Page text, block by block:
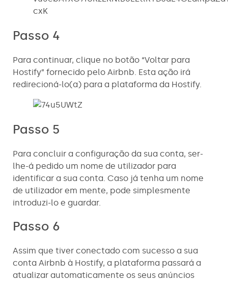
Passo 4
Para continuar, clique no botão “Voltar para
Hostify” fornecido pelo Airbnb. Esta ação irá
redirecioná-lo(a) para a plataforma da Hostify.
Passo 5
Para concluir a configuração da sua conta, ser-
lhe-á pedido um nome de utilizador para
identificar a sua conta. Caso já tenha um nome
de utilizador em mente, pode simplesmente
introduzi-lo e guardar.
Passo 6
Assim que tiver conectado com sucesso a sua
conta Airbnb à Hostify, a plataforma passará a
atualizar automaticamente os seus anúncios